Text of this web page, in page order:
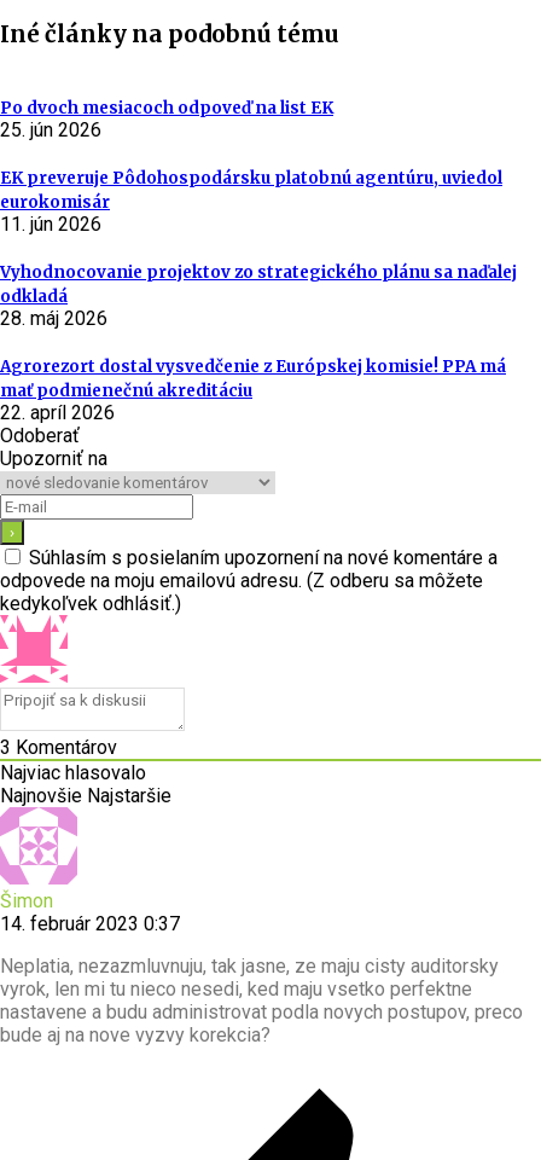
Iné články na podobnú tému
Po dvoch mesiacoch odpoveď na list EK
25. jún 2026
EK preveruje Pôdohospodársku platobnú agentúru, uviedol
eurokomisár
11. jún 2026
Vyhodnocovanie projektov zo strategického plánu sa naďalej
odkladá
28. máj 2026
Agrorezort dostal vysvedčenie z Európskej komisie! PPA má
mať podmienečnú akreditáciu
22. apríl 2026
Odoberať
Upozorniť na
Súhlasím s posielaním upozornení na nové komentáre a
odpovede na moju emailovú adresu. (Z odberu sa môžete
kedykoľvek odhlásiť.)
3 Komentárov
Najviac hlasovalo
Najnovšie Najstaršie
Šimon
14. február 2023 0:37
Neplatia, nezazmluvnuju, tak jasne, ze maju cisty auditorsky
vyrok, len mi tu nieco nesedi, ked maju vsetko perfektne
nastavene a budu administrovat podla novych postupov, preco
bude aj na nove vyzvy korekcia?